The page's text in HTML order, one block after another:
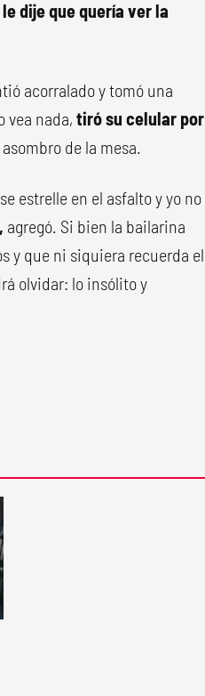
dije que quería ver la
acorralado y tomó una
vea nada, tiró su celular por
de la mesa.
estrelle en el asfalto y yo no
agregó. Si bien la bailarina
y que ni siquiera recuerda el
olvidar: lo insólito y